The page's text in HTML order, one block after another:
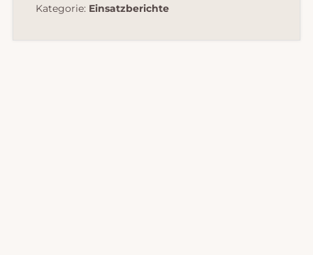
Kategorie: Einsatzberichte